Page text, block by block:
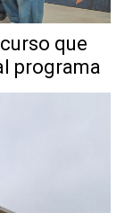
que
programa